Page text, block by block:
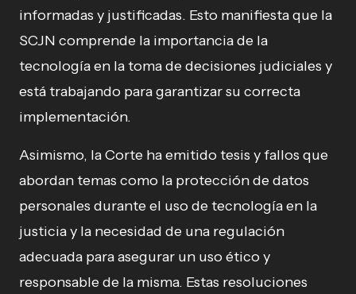
informadas y justificadas. Esto manifiesta que la
SCJN comprende la importancia de la
tecnología en la toma de decisiones judiciales y
está trabajando para garantizar su correcta
implementación.
Asimismo, la Corte ha emitido tesis y fallos que
abordan temas como la protección de datos
personales durante el uso de tecnología en la
justicia y la necesidad de una regulación
adecuada para asegurar un uso ético y
responsable de la misma. Estas resoluciones